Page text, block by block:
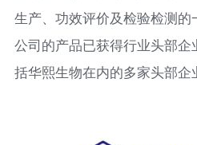
生产、功效评价及检验检测的
公司的产品已获得行业头部
括华熙生物在内的多家头部企